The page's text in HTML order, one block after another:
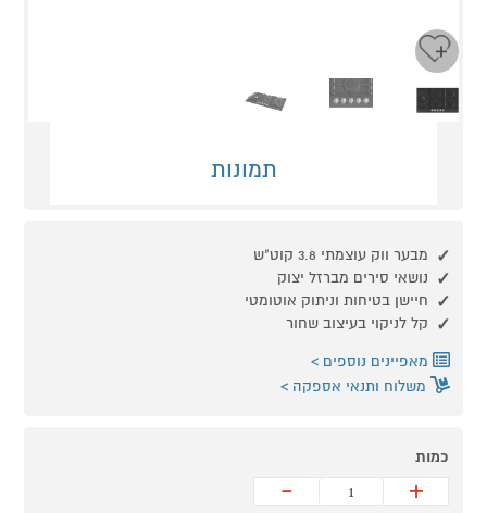
תמונות
מבער ווק עוצמתי 3.8 קוט"ש
נושאי סירים מברזל יצוק
חיישן בטיחות וניתוק אוטומטי
קל לניקוי בעיצוב שחור
מאפיינים נוספים
משלוח ותנאי אספקה
כמות
+
-